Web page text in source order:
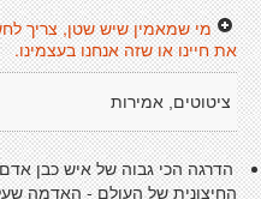
מי שמאמין שיש שטן, צריך
את חיינו או שזה אנחנו בעצמינו.
ציטוטים, אמירות
הדרגה הכי גבוה של איש כבן
החיצונית של העולם - האדמה